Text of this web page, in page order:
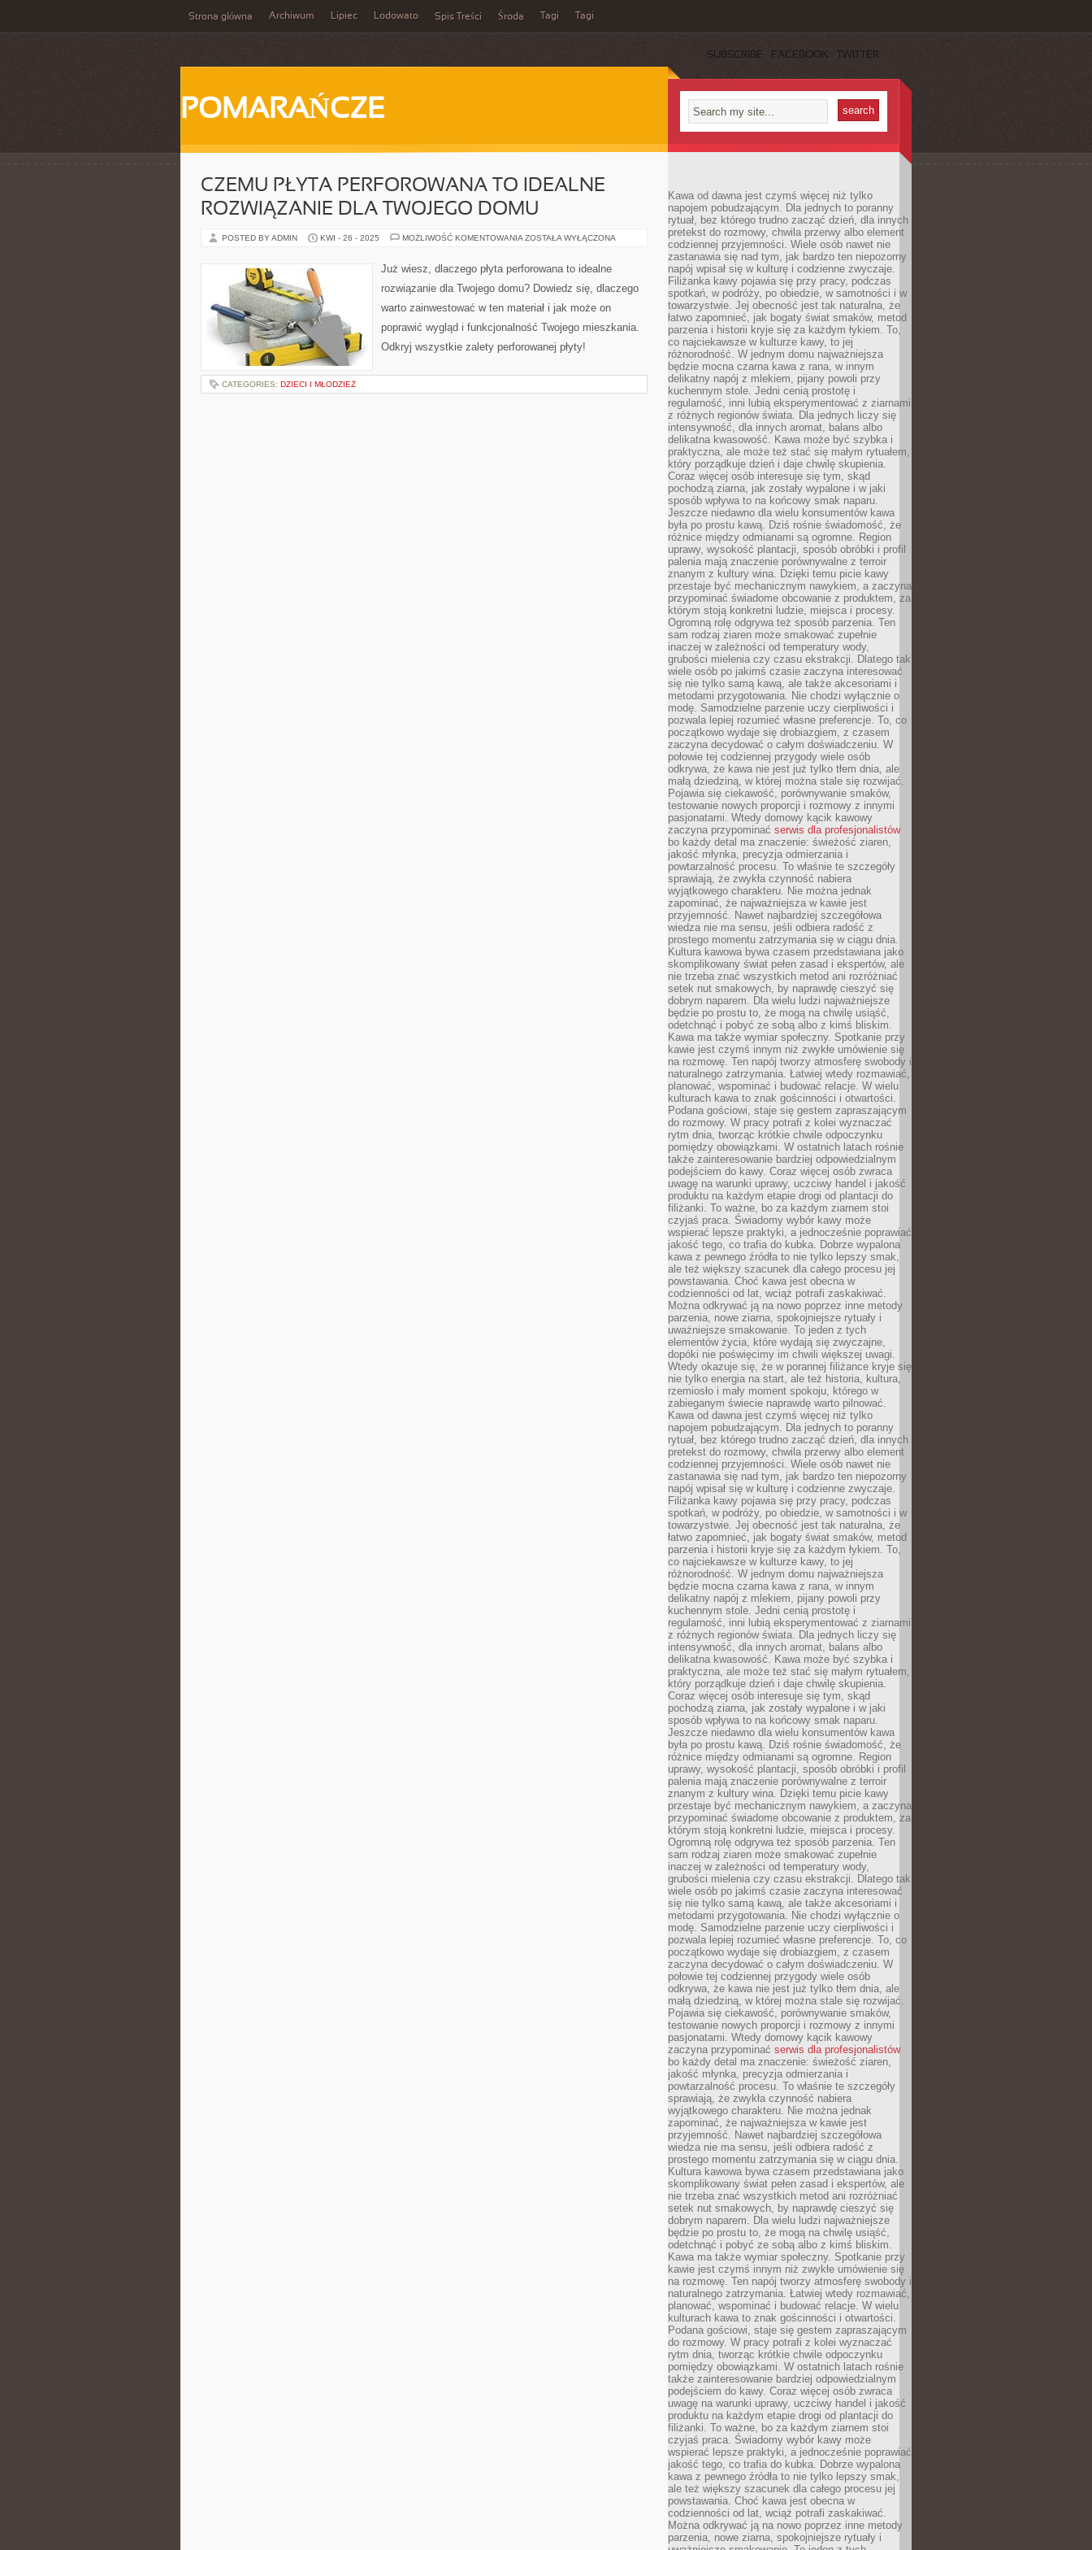
Strona główna Archiwum Lipiec Lodowato Spis Treści Środa Tagi Tagi
SUBSCRIBE FACEBOOK TWITTER
POMARAŃCZE
CZEMU PŁYTA PERFOROWANA TO IDEALNE
ROZWIĄZANIE DLA TWOJEGO DOMU
POSTED BY ADMIN KWI - 26 - 2025 MOŻLIWOŚĆ KOMENTOWANIA CZEMU
IDEALNE
DLA
DOMU
ZOSTAŁA WYŁĄCZONA
Już wiesz, dlaczego płyta perforowana to idealne
rozwiązanie dla Twojego domu? Dowiedz się, dlaczego
warto zainwestować w ten materiał i jak może on
poprawić wygląd i funkcjonalność Twojego mieszkania.
Odkryj wszystkie zalety perforowanej płyty!
CATEGORIES: DZIECI I MŁODZIEŻ
Kawa od dawna jest czymś więcej niż tylko
napojem pobudzającym. Dla jednych to poranny
rytuał, bez którego trudno zacząć dzień, dla innych
pretekst do rozmowy, chwila przerwy albo element
codziennej przyjemności. Wiele osób nawet nie
zastanawia się nad tym, jak bardzo ten niepozorny
napój wpisał się w kulturę i codzienne zwyczaje.
Filiżanka kawy pojawia się przy pracy, podczas
spotkań, w podróży, po obiedzie, w samotności i w
towarzystwie. Jej obecność jest tak naturalna, że
łatwo zapomnieć, jak bogaty świat smaków, metod
parzenia i historii kryje się za każdym łykiem. To,
co najciekawsze w kulturze kawy, to jej
różnorodność. W jednym domu najważniejsza
będzie mocna czarna kawa z rana, w innym
delikatny napój z mlekiem, pijany powoli przy
kuchennym stole. Jedni cenią prostotę i
regularność, inni lubią eksperymentować z ziarnami
z różnych regionów świata. Dla jednych liczy się
intensywność, dla innych aromat, balans albo
delikatna kwasowość. Kawa może być szybka i
praktyczna, ale może też stać się małym rytuałem,
który porządkuje dzień i daje chwilę skupienia.
Coraz więcej osób interesuje się tym, skąd
pochodzą ziarna, jak zostały wypalone i w jaki
sposób wpływa to na końcowy smak naparu.
Jeszcze niedawno dla wielu konsumentów kawa
była po prostu kawą. Dziś rośnie świadomość, że
różnice między odmianami są ogromne. Region
uprawy, wysokość plantacji, sposób obróbki i profil
palenia mają znaczenie porównywalne z terroir
znanym z kultury wina. Dzięki temu picie kawy
przestaje być mechanicznym nawykiem, a zaczyna
przypominać świadome obcowanie z produktem, za
którym stoją konkretni ludzie, miejsca i procesy.
Ogromną rolę odgrywa też sposób parzenia. Ten
sam rodzaj ziaren może smakować zupełnie
inaczej w zależności od temperatury wody,
grubości mielenia czy czasu ekstrakcji. Dlatego tak
wiele osób po jakimś czasie zaczyna interesować
się nie tylko samą kawą, ale także akcesoriami i
metodami przygotowania. Nie chodzi wyłącznie o
modę. Samodzielne parzenie uczy cierpliwości i
pozwala lepiej rozumieć własne preferencje. To, co
początkowo wydaje się drobiazgiem, z czasem
zaczyna decydować o całym doświadczeniu. W
połowie tej codziennej przygody wiele osób
odkrywa, że kawa nie jest już tylko tłem dnia, ale
małą dziedziną, w której można stale się rozwijać.
Pojawia się ciekawość, porównywanie smaków,
testowanie nowych proporcji i rozmowy z innymi
pasjonatami. Wtedy domowy kącik kawowy
zaczyna przypominać serwis dla profesjonalistów
bo każdy detal ma znaczenie: świeżość ziaren,
jakość młynka, precyzja odmierzania i
powtarzalność procesu. To właśnie te szczegóły
sprawiają, że zwykła czynność nabiera
wyjątkowego charakteru. Nie można jednak
zapominać, że najważniejsza w kawie jest
przyjemność. Nawet najbardziej szczegółowa
wiedza nie ma sensu, jeśli odbiera radość z
prostego momentu zatrzymania się w ciągu dnia.
Kultura kawowa bywa czasem przedstawiana jako
skomplikowany świat pełen zasad i ekspertów, ale
nie trzeba znać wszystkich metod ani rozróżniać
setek nut smakowych, by naprawdę cieszyć się
dobrym naparem. Dla wielu ludzi najważniejsze
będzie po prostu to, że mogą na chwilę usiąść,
odetchnąć i pobyć ze sobą albo z kimś bliskim.
Kawa ma także wymiar społeczny. Spotkanie przy
kawie jest czymś innym niż zwykłe umówienie się
na rozmowę. Ten napój tworzy atmosferę swobody i
naturalnego zatrzymania. Łatwiej wtedy rozmawiać,
planować, wspominać i budować relacje. W wielu
kulturach kawa to znak gościnności i otwartości.
Podana gościowi, staje się gestem zapraszającym
do rozmowy. W pracy potrafi z kolei wyznaczać
rytm dnia, tworząc krótkie chwile odpoczynku
pomiędzy obowiązkami. W ostatnich latach rośnie
także zainteresowanie bardziej odpowiedzialnym
podejściem do kawy. Coraz więcej osób zwraca
uwagę na warunki uprawy, uczciwy handel i jakość
produktu na każdym etapie drogi od plantacji do
filiżanki. To ważne, bo za każdym ziarnem stoi
czyjaś praca. Świadomy wybór kawy może
wspierać lepsze praktyki, a jednocześnie poprawiać
jakość tego, co trafia do kubka. Dobrze wypalona
kawa z pewnego źródła to nie tylko lepszy smak,
ale też większy szacunek dla całego procesu jej
powstawania. Choć kawa jest obecna w
codzienności od lat, wciąż potrafi zaskakiwać.
Można odkrywać ją na nowo poprzez inne metody
parzenia, nowe ziarna, spokojniejsze rytuały i
uważniejsze smakowanie. To jeden z tych
elementów życia, które wydają się zwyczajne,
dopóki nie poświęcimy im chwili większej uwagi.
Wtedy okazuje się, że w porannej filiżance kryje się
nie tylko energia na start, ale też historia, kultura,
rzemiosło i mały moment spokoju, którego w
zabieganym świecie naprawdę warto pilnować.
Kawa od dawna jest czymś więcej niż tylko
napojem pobudzającym. Dla jednych to poranny
rytuał, bez którego trudno zacząć dzień, dla innych
pretekst do rozmowy, chwila przerwy albo element
codziennej przyjemności. Wiele osób nawet nie
zastanawia się nad tym, jak bardzo ten niepozorny
napój wpisał się w kulturę i codzienne zwyczaje.
Filiżanka kawy pojawia się przy pracy, podczas
spotkań, w podróży, po obiedzie, w samotności i w
towarzystwie. Jej obecność jest tak naturalna, że
łatwo zapomnieć, jak bogaty świat smaków, metod
parzenia i historii kryje się za każdym łykiem. To,
co najciekawsze w kulturze kawy, to jej
różnorodność. W jednym domu najważniejsza
będzie mocna czarna kawa z rana, w innym
delikatny napój z mlekiem, pijany powoli przy
kuchennym stole. Jedni cenią prostotę i
regularność, inni lubią eksperymentować z ziarnami
z różnych regionów świata. Dla jednych liczy się
intensywność, dla innych aromat, balans albo
delikatna kwasowość. Kawa może być szybka i
praktyczna, ale może też stać się małym rytuałem,
który porządkuje dzień i daje chwilę skupienia.
Coraz więcej osób interesuje się tym, skąd
pochodzą ziarna, jak zostały wypalone i w jaki
sposób wpływa to na końcowy smak naparu.
Jeszcze niedawno dla wielu konsumentów kawa
była po prostu kawą. Dziś rośnie świadomość, że
różnice między odmianami są ogromne. Region
uprawy, wysokość plantacji, sposób obróbki i profil
palenia mają znaczenie porównywalne z terroir
znanym z kultury wina. Dzięki temu picie kawy
przestaje być mechanicznym nawykiem, a zaczyna
przypominać świadome obcowanie z produktem, za
którym stoją konkretni ludzie, miejsca i procesy.
Ogromną rolę odgrywa też sposób parzenia. Ten
sam rodzaj ziaren może smakować zupełnie
inaczej w zależności od temperatury wody,
grubości mielenia czy czasu ekstrakcji. Dlatego tak
wiele osób po jakimś czasie zaczyna interesować
się nie tylko samą kawą, ale także akcesoriami i
metodami przygotowania. Nie chodzi wyłącznie o
modę. Samodzielne parzenie uczy cierpliwości i
pozwala lepiej rozumieć własne preferencje. To, co
początkowo wydaje się drobiazgiem, z czasem
zaczyna decydować o całym doświadczeniu. W
połowie tej codziennej przygody wiele osób
odkrywa, że kawa nie jest już tylko tłem dnia, ale
małą dziedziną, w której można stale się rozwijać.
Pojawia się ciekawość, porównywanie smaków,
testowanie nowych proporcji i rozmowy z innymi
pasjonatami. Wtedy domowy kącik kawowy
zaczyna przypominać serwis dla profesjonalistów
bo każdy detal ma znaczenie: świeżość ziaren,
jakość młynka, precyzja odmierzania i
powtarzalność procesu. To właśnie te szczegóły
sprawiają, że zwykła czynność nabiera
wyjątkowego charakteru. Nie można jednak
zapominać, że najważniejsza w kawie jest
przyjemność. Nawet najbardziej szczegółowa
wiedza nie ma sensu, jeśli odbiera radość z
prostego momentu zatrzymania się w ciągu dnia.
Kultura kawowa bywa czasem przedstawiana jako
skomplikowany świat pełen zasad i ekspertów, ale
nie trzeba znać wszystkich metod ani rozróżniać
setek nut smakowych, by naprawdę cieszyć się
dobrym naparem. Dla wielu ludzi najważniejsze
będzie po prostu to, że mogą na chwilę usiąść,
odetchnąć i pobyć ze sobą albo z kimś bliskim.
Kawa ma także wymiar społeczny. Spotkanie przy
kawie jest czymś innym niż zwykłe umówienie się
na rozmowę. Ten napój tworzy atmosferę swobody i
naturalnego zatrzymania. Łatwiej wtedy rozmawiać,
planować, wspominać i budować relacje. W wielu
kulturach kawa to znak gościnności i otwartości.
Podana gościowi, staje się gestem zapraszającym
do rozmowy. W pracy potrafi z kolei wyznaczać
rytm dnia, tworząc krótkie chwile odpoczynku
pomiędzy obowiązkami. W ostatnich latach rośnie
także zainteresowanie bardziej odpowiedzialnym
podejściem do kawy. Coraz więcej osób zwraca
uwagę na warunki uprawy, uczciwy handel i jakość
produktu na każdym etapie drogi od plantacji do
filiżanki. To ważne, bo za każdym ziarnem stoi
czyjaś praca. Świadomy wybór kawy może
wspierać lepsze praktyki, a jednocześnie poprawiać
jakość tego, co trafia do kubka. Dobrze wypalona
kawa z pewnego źródła to nie tylko lepszy smak,
ale też większy szacunek dla całego procesu jej
powstawania. Choć kawa jest obecna w
codzienności od lat, wciąż potrafi zaskakiwać.
Można odkrywać ją na nowo poprzez inne metody
parzenia, nowe ziarna, spokojniejsze rytuały i